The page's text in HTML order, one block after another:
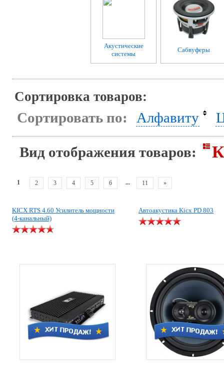
Акустические
системы
Сабвуферы
Сортировка товаров:
Сортировать по: Алфавиту
Вид отображения товаров:
1 2 3 4 5 6 ... 11 »
KICX RTS 4.60 Усилитель мощности
(4-канальный)
Автоакустика Kicx PD 803